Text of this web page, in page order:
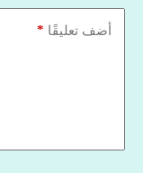
أضف تعليقًا *